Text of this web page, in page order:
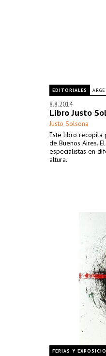
EDITORIALES
8.8.2014
Libro Justo
Justo Solsona
Este libro recopila
de Buenos Aires.
especialistas en
altura.
FERIAS Y